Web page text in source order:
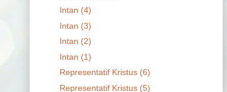
Intan (4)
Intan (3)
Intan (2)
Intan (1)
Representatif Kristus (6)
Representatif Kristus (5)